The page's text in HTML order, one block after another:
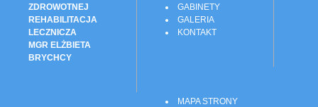
ZDROWOTNEJ
REHABILITACJA
LECZNICZA
MGR ELŻBIETA
BRYCHCY
GABINETY
GALERIA
KONTAKT
MAPA STRONY